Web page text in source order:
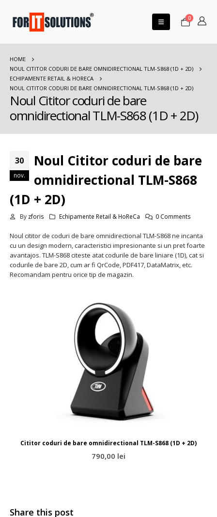
0
HOME
NOUL CITITOR CODURI DE BARE OMNIDIRECTIONAL TLM-S868 (1D + 2D)
ECHIPAMENTE RETAIL & HORECA
NOUL CITITOR CODURI DE BARE OMNIDIRECTIONAL TLM-S868 (1D + 2D)
Noul Cititor coduri de bare
omnidirectional TLM-S868 (1D + 2D)
30
nov.
Noul Cititor coduri de bare
omnidirectional TLM-S868
(1D + 2D)
By zforis Echipamente Retail & HoReCa 0 Comments
Noul cititor de coduri de bare omnidirectional TLM-S868 ne incanta
cu un design modern, caracteristici impresionante si un pret foarte
avantajos. TLM-S868 citeste atat codurile de bare liniare (1D), cat si
codurile de bare 2D, cum ar fi QrCode, PDF417, DataMatrix, etc.
Recomandam pentru orice tip de magazin.
Cititor coduri de bare omnidirectional TLM-S868 (1D + 2D)
790,00 lei
Share this post